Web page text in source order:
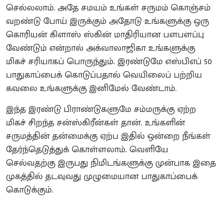
செல்லலாம். அதே சமயம் உங்கள் சருமம் கொஞ்சம்
வறண்டு போய் இருக்கும் அதோடு உங்களுக்கு ஒரு
கொரியன் கிளாஸ் ஸ்கின் மாதிரியான பளபளப்பு
வேண்டும் என்றால் அக்வாலாஜிகா உங்களுக்கு
மிகச் சரியாகப் பொருந்தும். இரண்டுமே எஸ்பிஎப் 50
பாதுகாப்பைக் கொடுப்பதால் வெயிலைப் பற்றிய
கவலை உங்களுக்கு இனிமேல் வேண்டாம்.
இந்த இரண்டு பிராண்டுகளுமே சம்மருக்கு ஏற்ற
மிகச் சிறந்த சன்ஸ்கிரீன்கள் தான். உங்களின்
சருமத்தின் தன்மைக்கு ஏற்ப இதில் ஒன்றை நீங்கள்
தேர்ந்தெடுத்துக் கொள்ளலாம். வெளியே
செல்வதற்கு இருபது நிமிடங்களுக்கு முன்பாக இதை
முகத்தில் தடவுவது முழுமையான பாதுகாப்பைக்
கொடுக்கும்.